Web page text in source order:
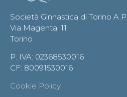
Società Ginnastica di Torino
Via Magenta, 11
Torino
P. IVA: 02368530016
CF: 80091530016
Cookie Policy